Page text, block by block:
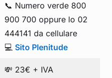
📞 Numero verde 800
900 700 oppure lo 02
444141 da cellulare
💻 Sito Plenitude
💸 23€ + IVA